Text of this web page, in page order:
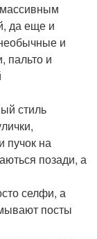
да еще и
и
пальто и
стиль
пучок на
позади, а
селфи, а
посты